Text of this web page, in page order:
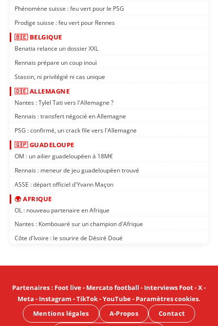
Phénomène suisse : feu vert pour le PSG
Prodige suisse : feu vert pour Rennes
🇧🇪 BELGIQUE
Benatia relance un dossier XXL
Rennais prépare un coup inouï
Stassin, ni privilégié ni cas unique
🇩🇪 ALLEMAGNE
Nantes : Tylel Tati vers l'Allemagne ?
Rennais : transfert négocié en Allemagne
PSG : confirmé, un crack file vers l'Allemagne
🇬🇵 GUADELOUPE
OM : un ailier guadeloupéen à 18M€
Rennais : meneur de jeu guadeloupéen trouvé
ASSE : départ officiel d'Yvann Maçon
🌍 AFRIQUE
OL : nouveau partenaire en Afrique
Nantes : Kombouaré sur un champion d'Afrique
Côte d'Ivoire : le sourire de Désiré Doué
Partenaires: Foot live- Mercato football - Interviews Foot-X-
Meta - Instagram -TikTok-YouTube- Paramètres cookies.
Mentions légales
A-Propos Contact